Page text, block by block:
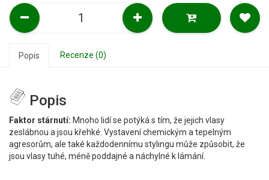
Popis Recenze (0)
Popis
Faktor stárnutí: Mnoho lidí se potýká s tím, že jejich vlasy
zeslábnou a jsou křehké. Vystavení chemickým a tepelným
agresorům, ale také každodennímu stylingu může způsobit, že
jsou vlasy tuhé, méně poddajné a náchylné k lámání.